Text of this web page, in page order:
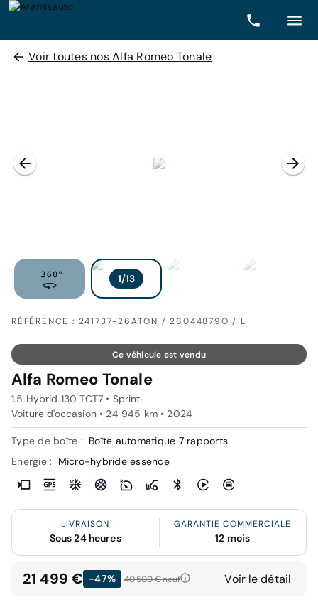
Voir toutes nos Alfa Romeo Tonale
RÉFÉRENCE : 241737-26ATON / 26044879O / L
Ce véhicule est vendu
Alfa Romeo Tonale
1.5 Hybrid 130 TCT7 • Sprint
Voiture d'occasion • 24 945 km • 2024
Type de boîte : Boîte automatique 7 rapports
Energie :
Micro-hybride essence
LIVRAISON
Sous 24 heures
GARANTIE COMMERCIALE
12 mois
21 499 € -47% 40 500 €neuf Voir le détail